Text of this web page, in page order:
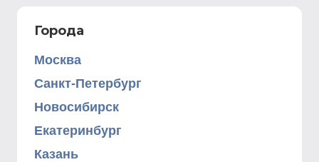
Города
Москва
Санкт-Петербург
Новосибирск
Екатеринбург
Казань